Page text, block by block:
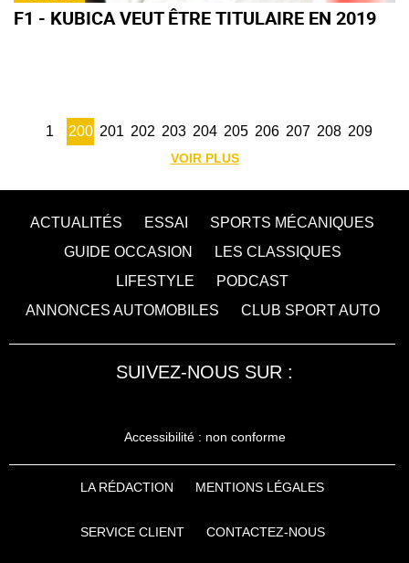
F1 - KUBICA VEUT ÊTRE TITULAIRE EN 2019
1 200 201 202 203 204 205 206 207 208 209
VOIR PLUS
ACTUALITÉS ESSAI
SPORTS MÉCANIQUES
GUIDE OCCASION
LES CLASSIQUES
LIFESTYLE
PODCAST
ANNONCES AUTOMOBILES
CLUB SPORT AUTO
SUIVEZ-NOUS SUR :
Accessibilité : non conforme
LA RÉDACTION MENTIONS LÉGALES
SERVICE CLIENT CONTACTEZ-NOUS